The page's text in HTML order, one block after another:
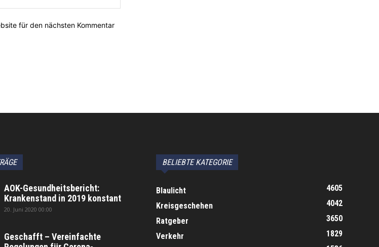
für den nächsten Kommentar
AOK-Gesundheitsbericht:
Krankenstand in 2019 konstant
20. Juni 2020 00:00
Geschafft – Vereinfachte
BELIEBTE KATEGORIE
Blaulicht
4605
Kreisgeschehen
4042
Ratgeber
3650
Verkehr
1829